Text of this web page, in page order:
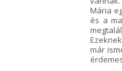
Mária
és a
már